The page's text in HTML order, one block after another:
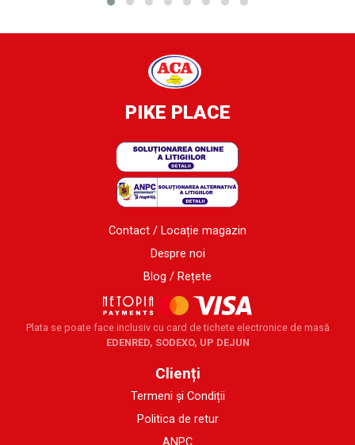
PIKE PLACE
Contact / Locație magazin
Despre noi
Blog / Rețete
Plata se poate face inclusiv cu card de tichete electronice de masă
EDENRED, SODEXO, UP DEJUN
Clienți
Termeni și Condiții
Politica de retur